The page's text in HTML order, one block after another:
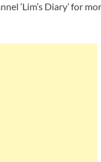
‘Lim’s Diary’ for